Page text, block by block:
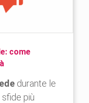
come
durante le
più